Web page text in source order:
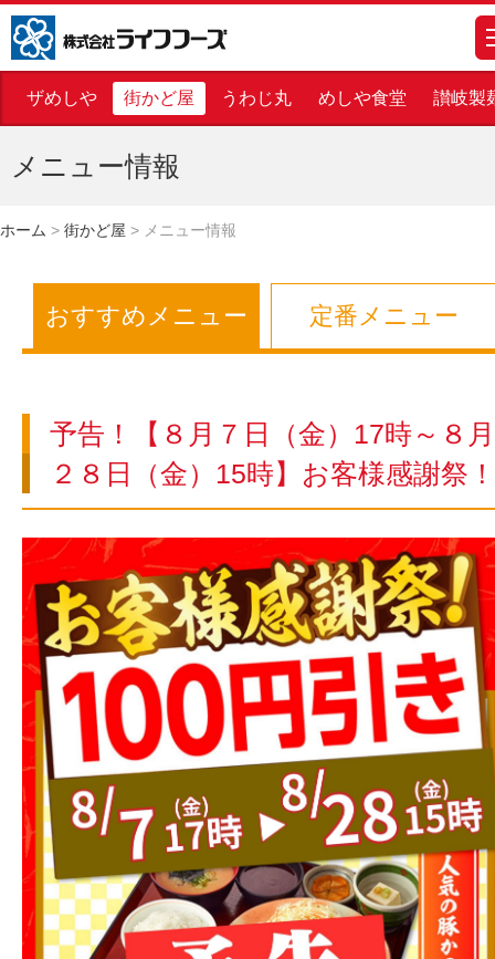
株式会社ライフフーズ
ザめしや 街かど屋 うわじ丸 めしや食堂 讃岐製
メニュー情報
ホーム > 街かど屋 > メニュー情報
おすすめメニュー 定番メニュー
予告！【８月７日（金）17時～８月
２８日（金）15時】お客様感謝祭